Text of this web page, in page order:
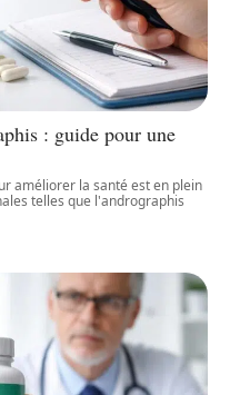
: guide pour une
améliorer la santé est en plein
telles que l'andrographis